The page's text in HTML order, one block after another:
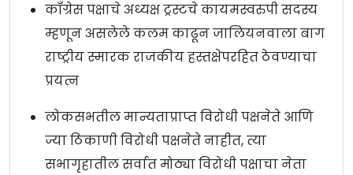
कॉंग्रेस पक्षाचे अध्यक्ष ट्रस्टचे कायमस्वरुपी सदस्य
म्हणून असलेले कलम काढून जालियनवाला बाग
राष्ट्रीय स्मारक राजकीय हस्तक्षेपरहित ठेवण्याचा
प्रयत्न
लोकसभतील मान्यताप्राप्त विरोधी पक्षनेते आणि
ज्या ठिकाणी विरोधी पक्षनेते नाहीत, त्या
सभागृहातील सर्वात मोठ्या विरोधी पक्षाचा नेता